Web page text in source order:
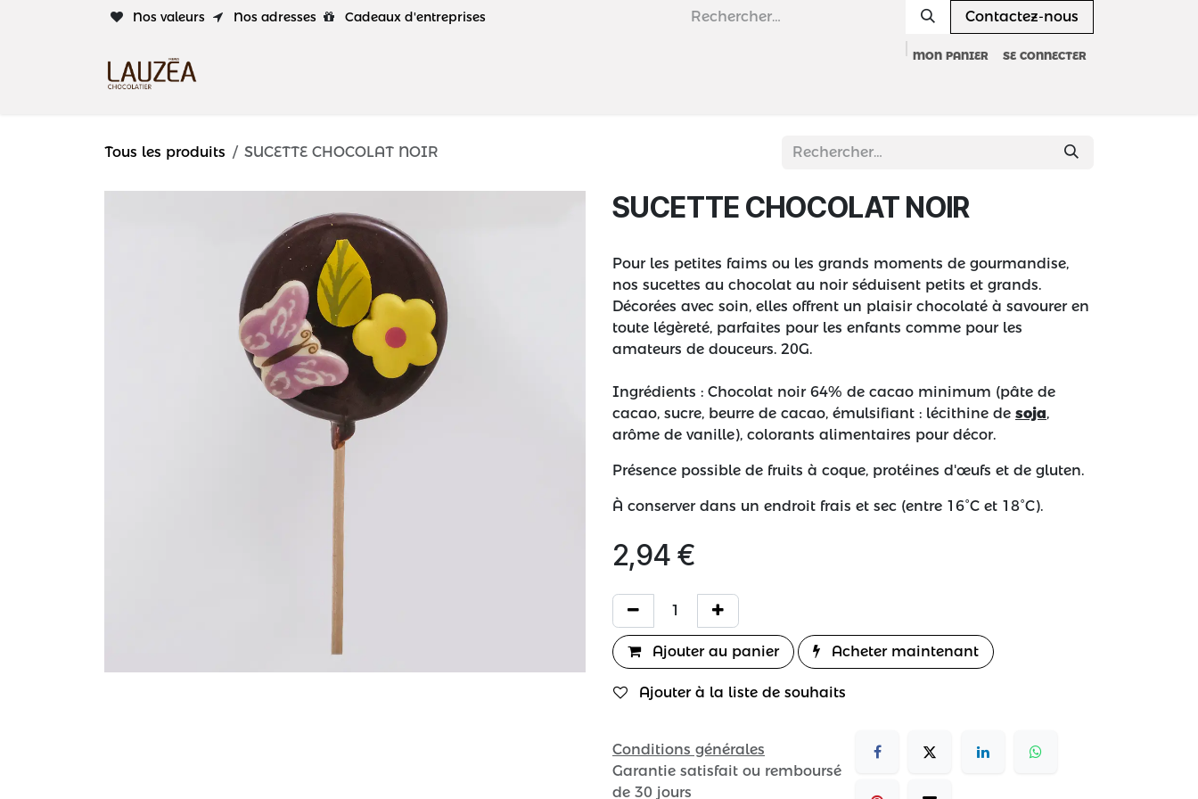
Se rendre au contenuNos valeurs Nos adresses Cadeaux d'entreprises Contactez-nous
MON PANIER SE CONNECTER
Tous les produits SUCETTE CHOCOLAT NOIR
SUCETTE CHOCOLAT NOIR
Pour les petites faims ou les grands moments de gourmandise,
nos sucettes au chocolat au noir séduisent petits et grands.
Décorées avec soin, elles offrent un plaisir chocolaté à savourer en
toute légèreté, parfaites pour les enfants comme pour les
amateurs de douceurs. 20G.
Ingrédients : Chocolat noir 64% de cacao minimum (pâte de
cacao, sucre, beurre de cacao, émulsifiant : lécithine de soja,
arôme de vanille), colorants alimentaires pour décor.
Présence possible de fruits à coque, protéines d'œufs et de gluten.
À conserver dans un endroit frais et sec (entre 16°C et 18°C).
2,94 €
Ajouter au panier Acheter maintenant
Ajouter à la liste de souhaits
Conditions générales
Garantie satisfait ou remboursé
de 30 jours